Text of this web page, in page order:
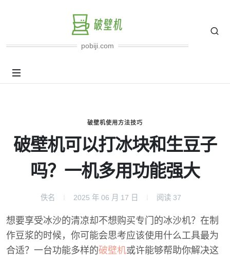
pobiji.com
破壁机使用方法技巧
破壁机可以打冰块和生豆子
吗？一机多用功能强大
佚名 2025 年 06 月 17 日 阅读 37
想要享受冰沙的清凉却不想购买专门的冰沙机？在制
作豆浆的时候，你可能会思考应该使用什么工具最为
合适？一台功能多样的破壁机或许能够帮助你解决这